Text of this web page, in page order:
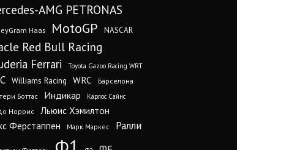
AMG PETRONAS
Haas MotoGP NASCAR
Red Bull Racing
Ferrari Toyota Gazoo Racing WRT
Williams Racing WRC
Барселона
Боттас
Индикар Карлос Сайнс
Норрис
Льюис Хэмилтон
Ферстаппен
Марк Маркес Ралли